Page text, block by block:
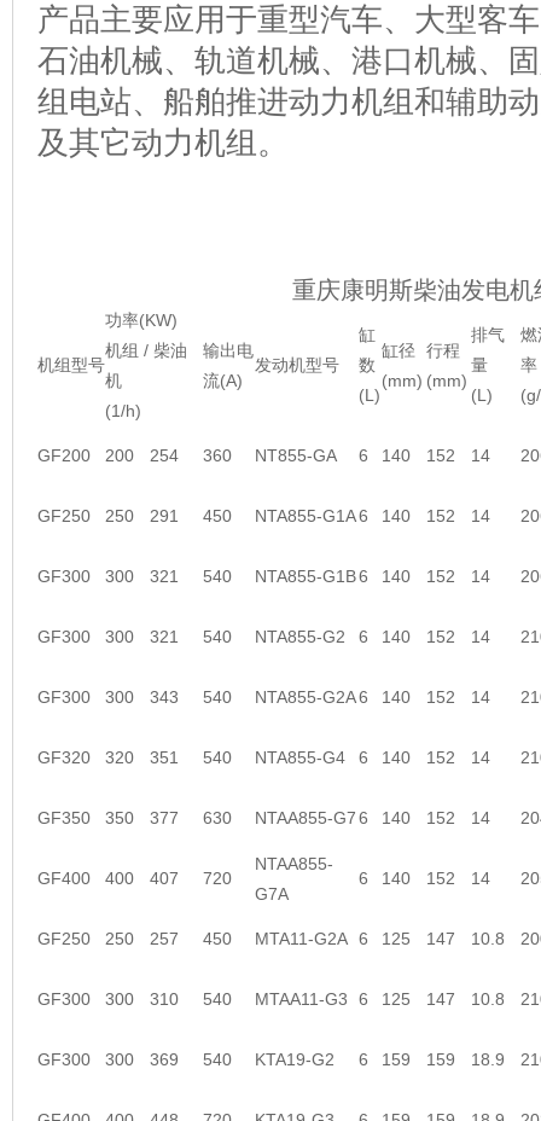
产品主要应用于重型汽车、大型客
石油机械、轨道机械、港口机械、
组电站、船舶推进动力机组和辅助
及其它动力机组。
重庆康明斯柴油发电机
机组型号
功率(KW)
机组 / 柴油
机
(1/h)
输出电
流(A)
发动机型号
缸
数
(L)
缸径
(mm)
行程
(mm)
排气
量
(L)
燃
率
GF200 200 254 360 NT855-GA 6 140 152 14
GF250 250 291 450 NTA855-G1A6 140 152 14
GF300 300 321 540 NTA855-G1B6 140 152 14
GF300 300 321 540 NTA855-G2 6 140 152 14
GF300 300 343 540 NTA855-G2A6 140 152 14
GF320 320 351 540 NTA855-G4 6 140 152 14
GF350 350 377 630 NTAA855-G76 140 152 14
GF400 400 407 720
NTAA855-
G7A
6 140 152 14
GF250 250 257 450 MTA11-G2A 6 125 147 10.8
GF300 300 310 540 MTAA11-G3 6 125 147 10.8
GF300 300 369 540 KTA19-G2 6 159 159 18.9